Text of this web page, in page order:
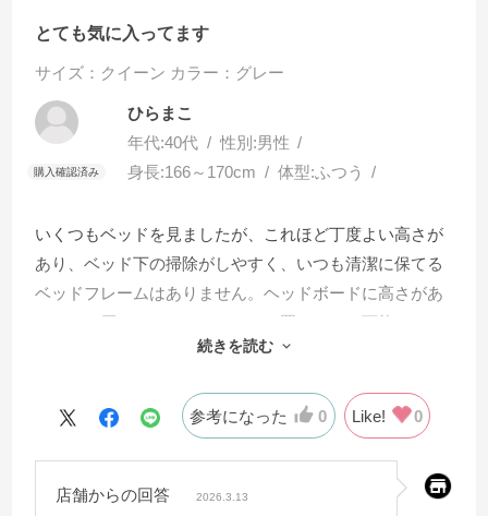
とても気に入ってます
サイズ：クイーン カラー：グレー
ひらまこ
年代:40代 性別:男性
身長:166～170cm 体型:ふつう
いくつもベッドを見ましたが、これほど丁度よい高さが
あり、ベッド下の掃除がしやすく、いつも清潔に保てる
ベッドフレームはありません。ヘッドボードに高さがあ
るため、厚いコイルマットレスを置くことも可能です。
ヘッドボードにはスマホスタンド、コンセントがあり就
続きを読む
参考になった 0 Like! 0
店舗からの回答 2026.3.13